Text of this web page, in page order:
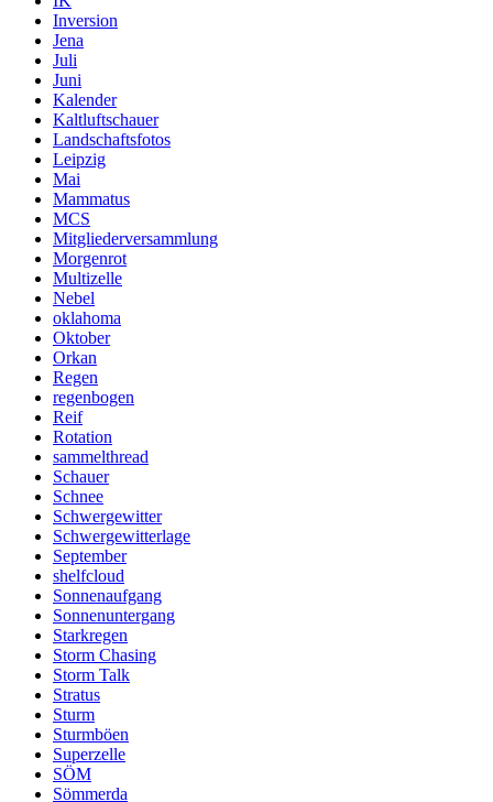
Inversion
Jena
Juli
Juni
Kalender
Kaltluftschauer
Landschaftsfotos
Leipzig
Mai
Mammatus
MCS
Mitgliederversammlung
Morgenrot
Multizelle
Nebel
oklahoma
Oktober
Orkan
Regen
regenbogen
Reif
Rotation
sammelthread
Schauer
Schnee
Schwergewitter
Schwergewitterlage
September
shelfcloud
Sonnenaufgang
Sonnenuntergang
Starkregen
Storm Chasing
Storm Talk
Stratus
Sturm
Sturmböen
Superzelle
SÖM
Sömmerda